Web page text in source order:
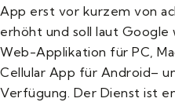
App erst vor kurzem von
erhöht und soll laut
Web-Applikation für PC,
Cellular App für Android–
Verfügung. Der Dienst ist